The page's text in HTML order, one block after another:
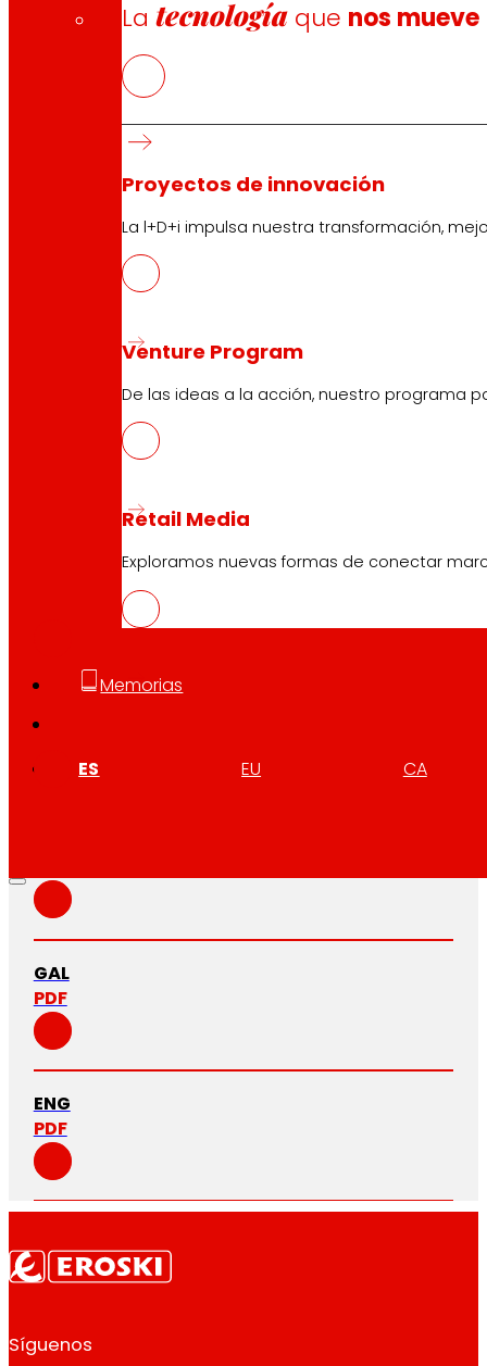
Latecnología que nos mueve
Proyectos de innovación
La l+D+i impulsa nuestra transformación,
Venture Program
De las ideas a la acción, nuestro programa
Retail Media
Exploramos nuevas formas de conectar
Memorias
ES EU CA
PDF
GAL
PDF
ENG
PDF
Síguenos